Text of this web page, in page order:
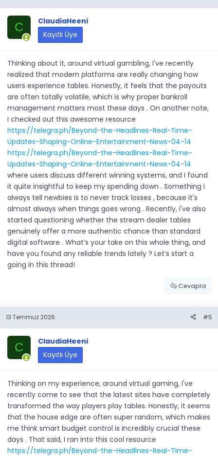
C
ClaudiaHeeni
Kayıtlı Üye
Thinking about it, around virtual gambling, I've recently
realized that modern platforms are really changing how
users experience tables. Honestly, it feels that the payouts
are often totally volatile, which is why proper bankroll
management matters most these days . On another note,
I checked out this awesome resource
https://telegra.ph/Beyond-the-Headlines-Real-Time-
Updates-Shaping-Online-Entertainment-News-04-14
https://telegra.ph/Beyond-the-Headlines-Real-Time-
Updates-Shaping-Online-Entertainment-News-04-14
where users discuss different winning systems, and I found
it quite insightful to keep my spending down . Something I
always tell newbies is to never track losses , because it's
almost always when things goes wrong . Recently, I've also
started questioning whether the stream dealer tables
genuinely offer a more authentic chance than standard
digital software . What’s your take on this whole thing, and
have you found any reliable trends lately ? Let’s start a
going in this thread!
Cevapla
13 Temmuz 2026 #5
C
ClaudiaHeeni
Kayıtlı Üye
Thinking on my experience, around virtual gaming, I've
recently come to see that the latest sites have completely
transformed the way players play tables. Honestly, it seems
that the house edge are often super random, which makes
me think smart budget control is incredibly crucial these
days . That said, I ran into this cool resource
https://telegra.ph/Beyond-the-Headlines-Real-Time-